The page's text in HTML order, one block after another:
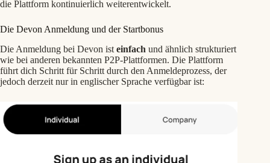
die Plattform kontinuierlich weiterentwickelt.
Die Devon Anmeldung und der Startbonus
Die Anmeldung bei Devon ist einfach und ähnlich strukturiert
wie bei anderen bekannten P2P-Plattformen. Die Plattform
führt dich Schritt für Schritt durch den Anmeldeprozess, der
jedoch derzeit nur in englischer Sprache verfügbar ist: